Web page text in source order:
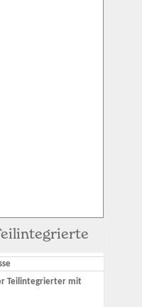
Teilintegrierter mit